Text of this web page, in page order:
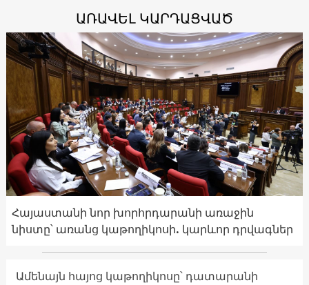
ԱՌԱՎԵԼ ԿԱՐԴԱՑՎԱԾ
Հայաստանի նոր խորհրդարանի առաջին
նիստը՝ առանց կաթողիկոսի. կարևոր դրվագներ
Ամենայն հայոց կաթողիկոսը՝ դատարանի